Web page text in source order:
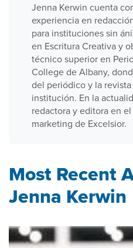
Jenna Kerwin cuenta
experiencia en
para instituciones sin
en Escritura Creativa y
técnico superior en
College de Albany,
del periódico y la
institución. En la
redactora y editora en
marketing de Excelsior.
Most Recent
Jenna Kerwin